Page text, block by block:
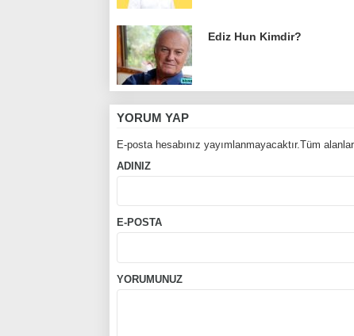
Ediz Hun Kimdir?
YORUM YAP
E-posta hesabınız yayımlanmayacaktır.Tüm
ADINIZ
E-POSTA
YORUMUNUZ